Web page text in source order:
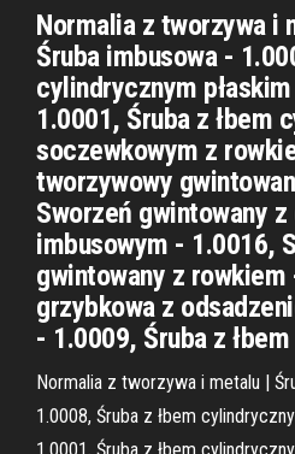
Normalia z tworzywa i
Śruba imbusowa -
cylindrycznym
1.0001, Śruba z łbem
soczewkowym z
tworzywowy
Sworzeń gwintowany
imbusowym - 1.0016,
gwintowany z
grzybkowa z
- 1.0009, Śruba z
Normalia z tworzywa i metalu |
1.0008, Śruba z łbem